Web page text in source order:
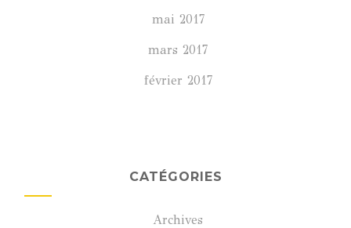
mai 2017
mars 2017
février 2017
CATÉGORIES
Archives